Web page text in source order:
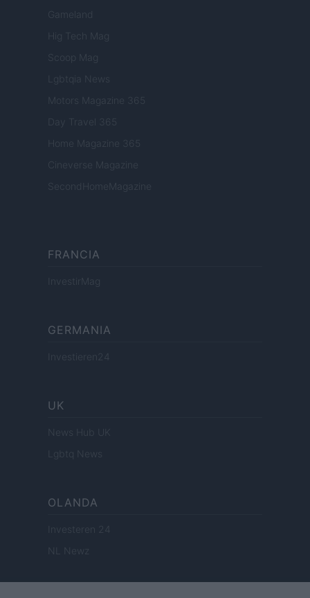
Gameland
Hig Tech Mag
Scoop Mag
Lgbtqia News
Motors Magazine 365
Day Travel 365
Home Magazine 365
Cineverse Magazine
SecondHomeMagazine
FRANCIA
InvestirMag
GERMANIA
Investieren24
UK
News Hub UK
Lgbtq News
OLANDA
Investeren 24
NL Newz